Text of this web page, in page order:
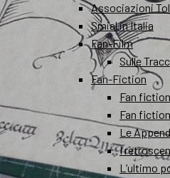
Associazioni
Smial in Italia
Fan-Film
Sulle
Fan-Fiction
Fan
Fan
Le
I
L’ultimo